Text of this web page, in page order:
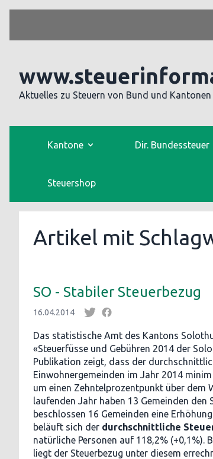
Aktuelles zu Steuern von Bund und Kantonen
Kantone Dir. Bundessteuer
Steuershop
Artikel mit
SO - Stabiler Steuerbezug
16.04.2014
Das statistische Amt des Kantons
«Steuerfüsse und Gebühren 2014 der
Publikation zeigt, dass der
Einwohnergemeinden im Jahr 2014
um einen Zehntelprozentpunkt über dem
laufenden Jahr haben 13 Gemeinden den
beschlossen 16 Gemeinden eine
beläuft sich der durchschnittliche
natürliche Personen auf 118,2% (+0,1%).
liegt der Steuerbezug unter diesem